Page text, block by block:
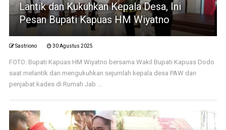
Lantik dan Kukuhkan Kepala Desa, Ini
Pesan Bupati Kapuas HM Wiyatno
Sastriono 30 Agustus 2025
FOTO: Bupati Kapuas HM Wiyatno bersama Wakil Bupati Kapuas Dodo
saat melantik dan mengukuhkan sejumlah kepala desa PAW dan
penjabat kades di Rumah Jab ...